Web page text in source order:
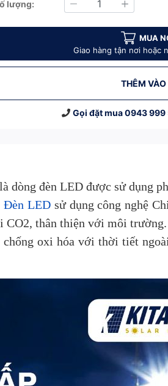
KITAWA - AC.CL01.50
50W Siêu Sáng KITAWA -
Đường Chiếc Lá Điện 50W Siêu Sáng
Đèn Đường Chiếc Lá Điện 50W
Đèn Đường
lượng:
Giảm Tăng
MUA
Giao hàng tận nơi hoặc
THÊM VÀO
Gọi đặt mua0943 999
là dòng đèn LED được sử dụng
Đèn LED sử dụng công nghệ
CO2, thân thiện với môi
oxi hóa với thời tiết